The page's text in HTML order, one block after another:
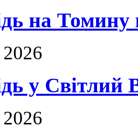
на Томину
2026
у Світлий
2026